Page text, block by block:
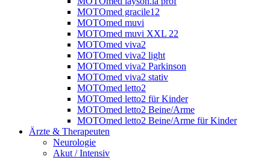
MOTOmed gracile12
MOTOmed muvi
MOTOmed muvi XXL 22
MOTOmed viva2
MOTOmed viva2 light
MOTOmed viva2 Parkinson
MOTOmed viva2 stativ
MOTOmed letto2
MOTOmed letto2 für Kinder
MOTOmed letto2 Beine/Arme
MOTOmed letto2 Beine/Arme für Kinder
Ärzte & Therapeuten
Neurologie
Akut / Intensiv